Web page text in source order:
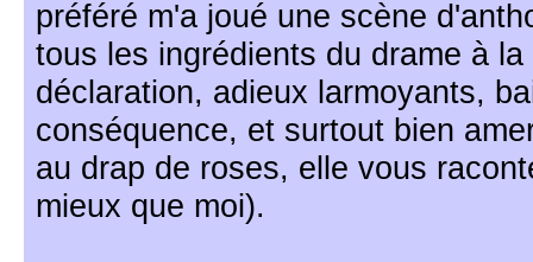
préféré m'a joué une scène
tous les ingrédients du drame à
déclaration, adieux larmoyants,
conséquence, et surtout bien
au drap de roses, elle vous
mieux que moi).